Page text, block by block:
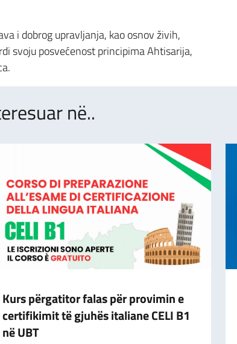
i dobrog upravljanja, kao osnov živih,
svoju posvećenost principima Ahtisarija,
në..
Kurs përgatitor falas për provimin e
certifikimit të gjuhës italiane CELI B1
në UBT